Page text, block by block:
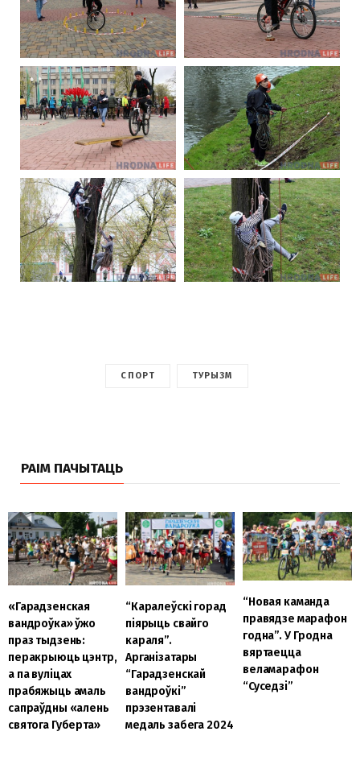
СПОРТ ТУРЫЗМ
РАІМ ПАЧЫТАЦЬ
«Гарадзенская
вандроўка» ўжо
праз тыдзень:
перакрыюць цэнтр,
а па вуліцах
прабяжыць амаль
сапраўдны «алень
святога Губерта»
“Каралеўскі горад
піярыць свайго
караля”.
Арганізатары
“Гарадзенскай
вандроўкі”
прэзентавалі
медаль забега 2024
“Новая каманда
правядзе марафон
годна”. У Гродна
вяртаецца
веламарафон
“Суседзі”